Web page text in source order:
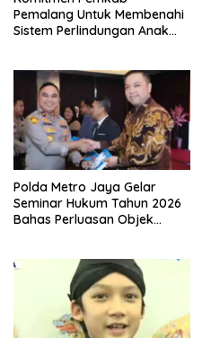
Pemalang Untuk Membenahi
Sistem Perlindungan Anak
Polda Metro Jaya Gelar
Seminar Hukum Tahun 2026
Bahas Perluasan Objek